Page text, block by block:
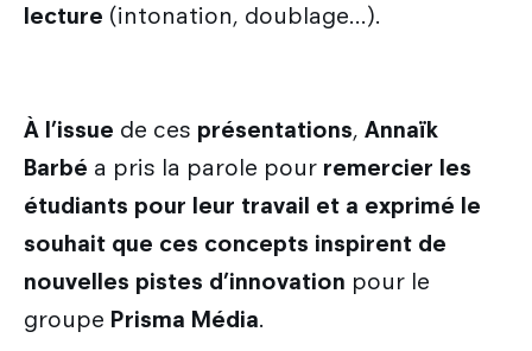
lecture (intonation, doublage…).
À l’issue de ces présentations, Annaïk
Barbé a pris la parole pour remercier les
étudiants pour leur travail et a exprimé le
souhait que ces concepts inspirent de
nouvelles pistes d’innovation pour le
groupe Prisma Média.